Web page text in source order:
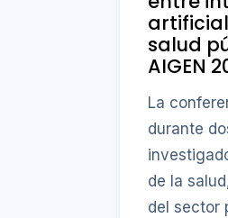
salud
AIGEN
La
durante
de la
del sector